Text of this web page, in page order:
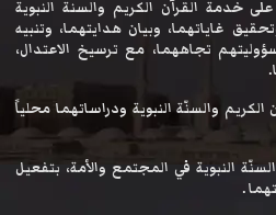
خدمة القرآن الكريم والسنة النبوية
غاياتهما، وبيان هدايتهما، وتنبيه
تجاههما، مع ترسيخ الاعتدال،
الكريم والسنّة النبوية ودراساتهما محلياً
النبوية في المجتمع والأمة، بتفعيل
.